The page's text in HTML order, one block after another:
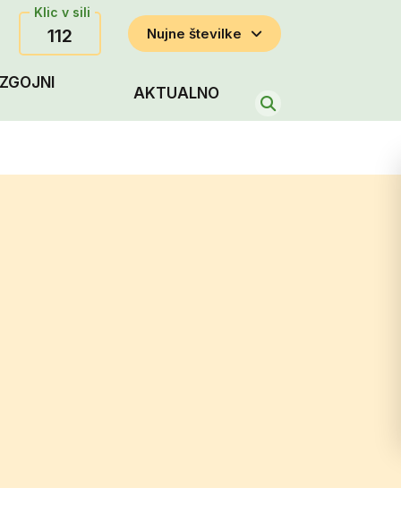
Klic v sili
112 Nujne številke
AKTUALNO